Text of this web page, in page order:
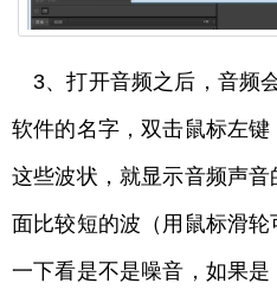
3、打开音频之后，音频
软件的名字，双击鼠标左键
这些波状，就显示音频声
面比较短的波（用鼠标滑
一下看是不是噪音，如果是